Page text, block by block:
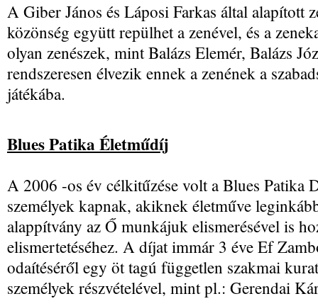
A Giber János és Láposi Farkas által alapított
közönség együtt repülhet a zenével, és a
olyan zenészek, mint Balázs Elemér, Balázs
rendszeresen élvezik ennek a zenének a
játékába.
Blues Patika Életműdíj
A 2006 -os év célkitűzése volt a Blues Patika
személyek kapnak, akiknek életműve
alappítvány az Ő munkájuk elismerésével is
elismertetéséhez. A díjat immár 3 éve Ef
odaítéséről egy öt tagú független szakmai
személyek részvételével, mint pl.: Gerendai